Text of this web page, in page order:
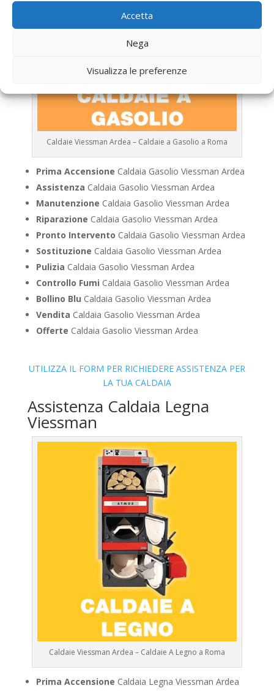
Accetta
Nega
Visualizza le preferenze
Caldaie Viessman Ardea – Caldaie a Gasolio a Roma
Prima Accensione Caldaia Gasolio Viessman Ardea
Assistenza Caldaia Gasolio Viessman Ardea
Manutenzione Caldaia Gasolio Viessman Ardea
Riparazione Caldaia Gasolio Viessman Ardea
Pronto Intervento Caldaia Gasolio Viessman Ardea
Sostituzione Caldaia Gasolio Viessman Ardea
Pulizia Caldaia Gasolio Viessman Ardea
Controllo Fumi Caldaia Gasolio Viessman Ardea
Bollino Blu Caldaia Gasolio Viessman Ardea
Vendita Caldaia Gasolio Viessman Ardea
Offerte Caldaia Gasolio Viessman Ardea
UTILIZZA IL FORM PER RICHIEDERE ASSISTENZA PER
LA TUA CALDAIA
Assistenza Caldaia Legna
Viessman
Caldaie Viessman Ardea – Caldaie A Legno a Roma
Prima Accensione Caldaia Legna Viessman Ardea